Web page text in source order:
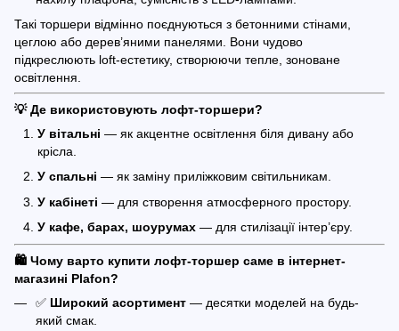
Такі торшери відмінно поєднуються з бетонними стінами,
цеглою або дерев’яними панелями. Вони чудово
підкреслюють loft-естетику, створюючи тепле, зоноване
освітлення.
💡 Де використовують лофт-торшери?
У вітальні — як акцентне освітлення біля дивану або
крісла.
У спальні — як заміну приліжковим світильникам.
У кабінеті — для створення атмосферного простору.
У кафе, барах, шоурумах — для стилізації інтер’єру.
🛍 Чому варто купити лофт-торшер саме в інтернет-
магазині Plafon?
✅ Широкий асортимент — десятки моделей на будь-
який смак.